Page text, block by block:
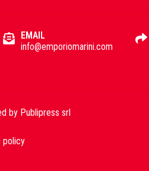
EMAIL
info@emporiomarini.com
by Publipress srl
policy